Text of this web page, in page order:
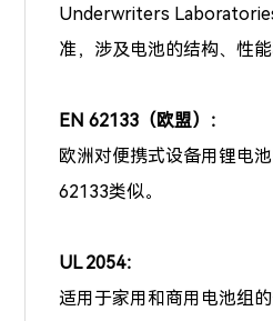
Underwriters
准，涉及电池的结构、性能
EN 62133（欧盟）：
欧洲对便携式设备用锂电
62133类似。
UL 2054：
适用于家用和商用电池组